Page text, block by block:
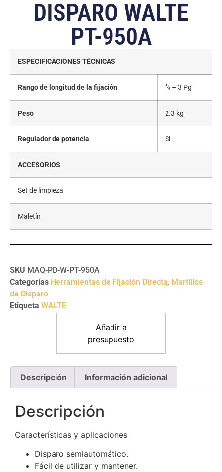
DISPARO WALTE
PT-950A
ESPECIFICACIONES TÉCNICAS
Rango de longitud de la fijación ¾ – 3 Pg
Peso 2.3 kg
Regulador de potencia Si
ACCESORIOS
Set de limpieza
Maletín
SKU MAQ-PD-W-PT-950A
Categorías Herramientas de Fijación Directa, Martillos
de Disparo
Etiqueta WALTE
Añadir a
presupuesto
Descripción Información adicional
Descripción
Características y aplicaciones
Disparo semiautomático.
Fácil de utilizar y mantener.